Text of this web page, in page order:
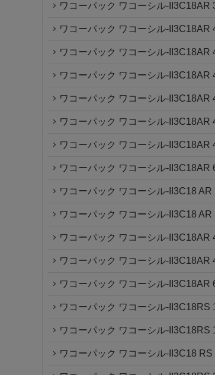
ワコーパック ワコーシル-II3C18AR
ワコーパック ワコーシル-II3C18AR
ワコーパック ワコーシル-II3C18AR
ワコーパック ワコーシル-II3C18AR
ワコーパック ワコーシル-II3C18AR
ワコーパック ワコーシル-II3C18AR
ワコーパック ワコーシル-II3C18AR
ワコーパック ワコーシル-II3C18AR
ワコーパック ワコーシル-II3C18 AR
ワコーパック ワコーシル-II3C18 AR
ワコーパック ワコーシル-II3C18AR
ワコーパック ワコーシル-II3C18AR
ワコーパック ワコーシル-II3C18AR
ワコーパック ワコーシル-II3C18RS
ワコーパック ワコーシル-II3C18RS
ワコーパック ワコーシル-II3C18 RS